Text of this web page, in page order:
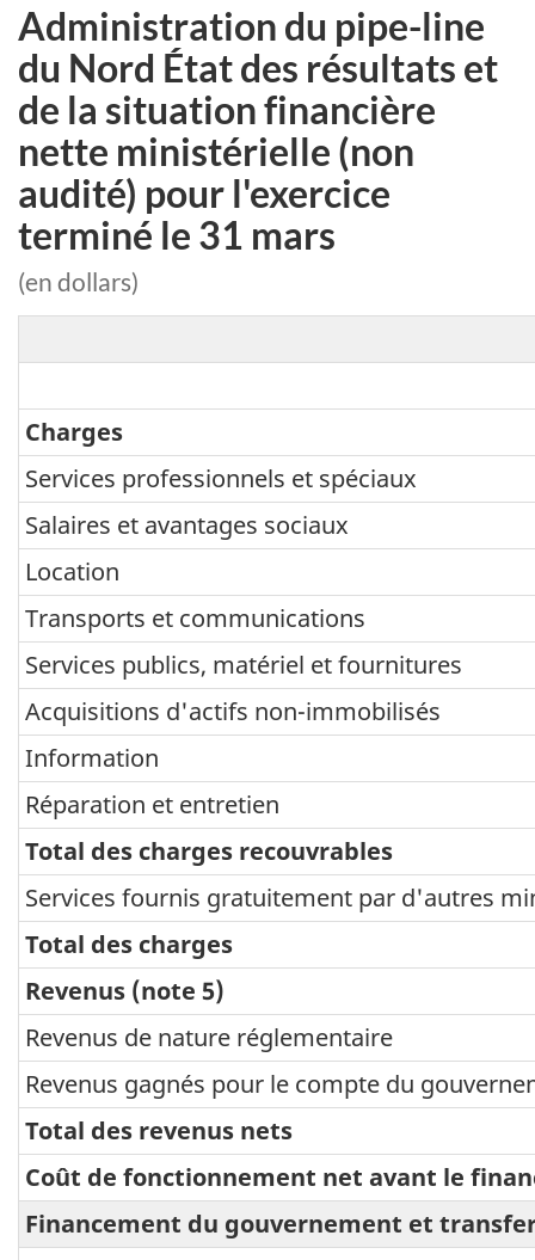
Administration du pipe-line
du Nord État des résultats et
de la situation financière
nette ministérielle (non
audité) pour l'exercice
terminé le 31 mars
(en dollars)
Charges
Services professionnels et spéciaux
Salaires et avantages sociaux
Location
Transports et communications
Services publics, matériel et fournitures
Acquisitions d'actifs non-immobilisés
Information
Réparation et entretien
Total des charges recouvrables
Services fournis gratuitement par d'autres
Total des charges
Revenus (note 5)
Revenus de nature réglementaire
Revenus gagnés pour le compte du
Total des revenus nets
Coût de fonctionnement net avant le
Financement du gouvernement et